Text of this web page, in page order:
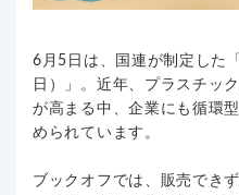
6月5日は、国連が制定した
日）」。近年、プラスチッ
が高まる中、企業にも循環
められています。
ブックオフでは、販売でき